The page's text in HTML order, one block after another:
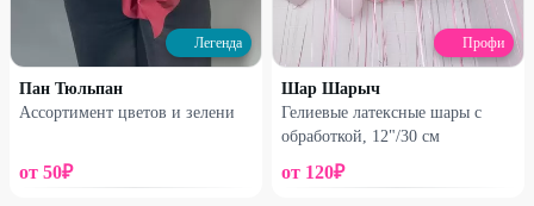
Набирает высоту
Хризантема с гипсофилой
1350₽1800₽
Набирает высоту
Гипсофила в сумке
1310 ₽1750₽
33
Легенда
Пан Тюльпан
Ассортимент цветов и зелени
от 50₽
Профи
Шар Шарыч
Гелиевые латексные шары с
обработкой, 12"/30 см
от 120₽